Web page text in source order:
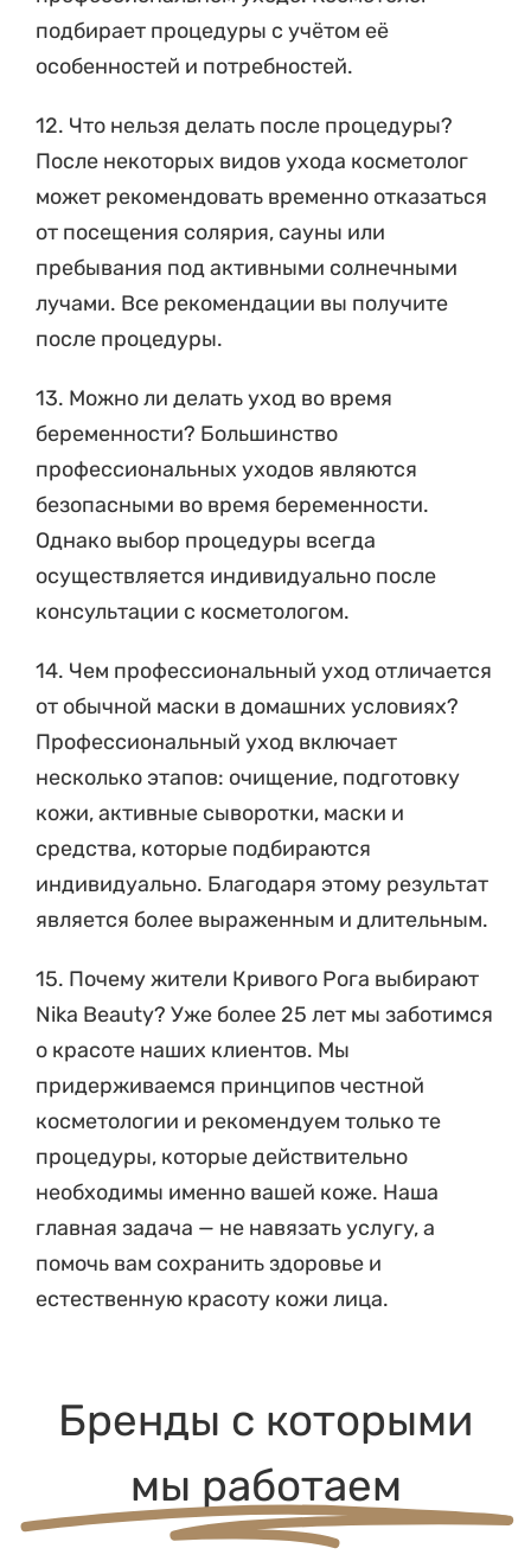
подбирает процедуры с учётом её
особенностей и потребностей.
12. Что нельзя делать после процедуры?
После некоторых видов ухода косметолог
может рекомендовать временно отказаться
от посещения солярия, сауны или
пребывания под активными солнечными
лучами. Все рекомендации вы получите
после процедуры.
13. Можно ли делать уход во время
беременности? Большинство
профессиональных уходов являются
безопасными во время беременности.
Однако выбор процедуры всегда
осуществляется индивидуально после
консультации с косметологом.
14. Чем профессиональный уход отличается
от обычной маски в домашних условиях?
Профессиональный уход включает
несколько этапов: очищение, подготовку
кожи, активные сыворотки, маски и
средства, которые подбираются
индивидуально. Благодаря этому результат
является более выраженным и длительным.
15. Почему жители Кривого Рога выбирают
Nika Beauty? Уже более 25 лет мы заботимся
о красоте наших клиентов. Мы
придерживаемся принципов честной
косметологии и рекомендуем только те
процедуры, которые действительно
необходимы именно вашей коже. Наша
главная задача — не навязать услугу, а
помочь вам сохранить здоровье и
естественную красоту кожи лица.
Бренды с которыми
мы работаем